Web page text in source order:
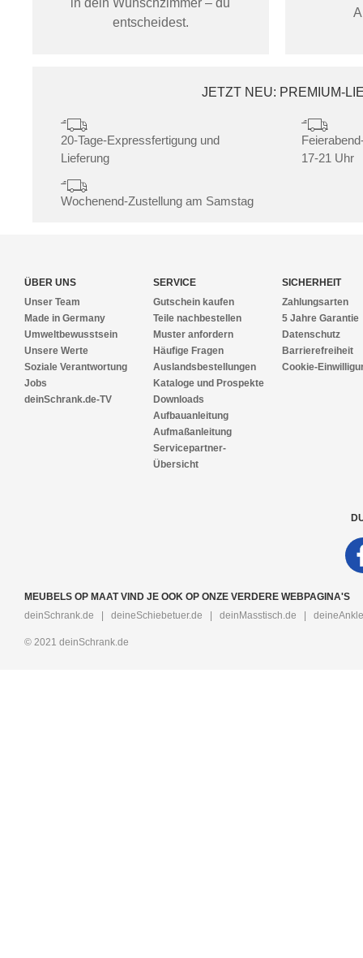
in dein Wunschzimmer – du
entscheidest.
JETZT NEU: PREMIUM-
20-Tage-Expressfertigung und
Lieferung
17-21 Uhr
Wochenend-Zustellung am Samstag
ÜBER UNS
Unser Team
Made in Germany
Umweltbewusstsein
Unsere Werte
Soziale Verantwortung
Jobs
deinSchrank.de-TV
SERVICE
Gutschein kaufen
Teile nachbestellen
Muster anfordern
Häufige Fragen
Auslandsbestellungen
Kataloge und Prospekte
Downloads
Aufbauanleitung
Aufmaßanleitung
Servicepartner-
Übersicht
SICHERHEIT
Zahlungsarten
5 Jahre Garantie
Datenschutz
Barrierefreiheit
Cookie-
MEUBELS OP MAAT VIND JE OOK OP ONZE VERDERE WEBPAGINA'S
deinSchrank.de | deineSchiebetuer.de | deinMasstisch.de |
© 2021 deinSchrank.de